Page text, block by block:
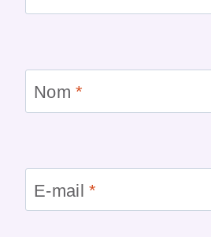
Nom*
E-mail*